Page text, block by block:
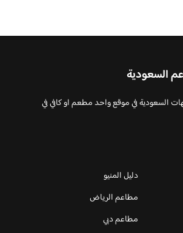
السعودية
السعودية في موقع واحد مطعم او كافي في
دليل المنيو
مطاعم الرياض
مطاعم دبي